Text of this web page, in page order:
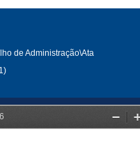
de Administração\Ata